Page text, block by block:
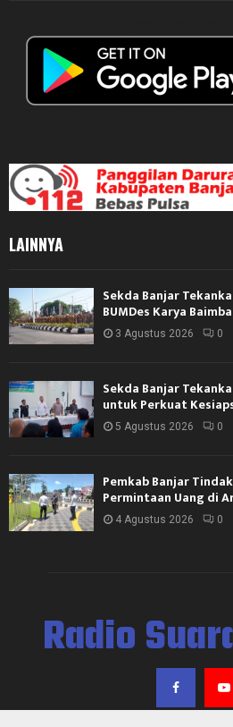
LAINNYA
Sekda Banjar
BUMDes Karya
3 Agustus 2026 0
Sekda Banjar
untuk Perkuat
5 Agustus 2026 0
Pemkab Banjar
Permintaan Uang di
4 Agustus 2026 0
Radio